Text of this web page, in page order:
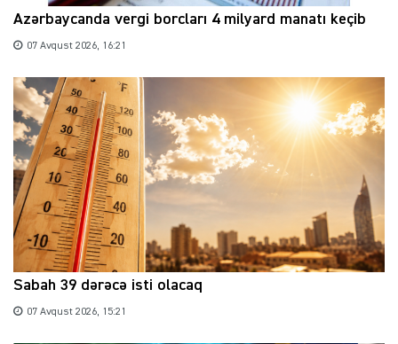
Azərbaycanda vergi borcları 4 milyard manatı keçib
07 Avqust 2026, 16:21
Sabah 39 dərəcə isti olacaq
07 Avqust 2026, 15:21